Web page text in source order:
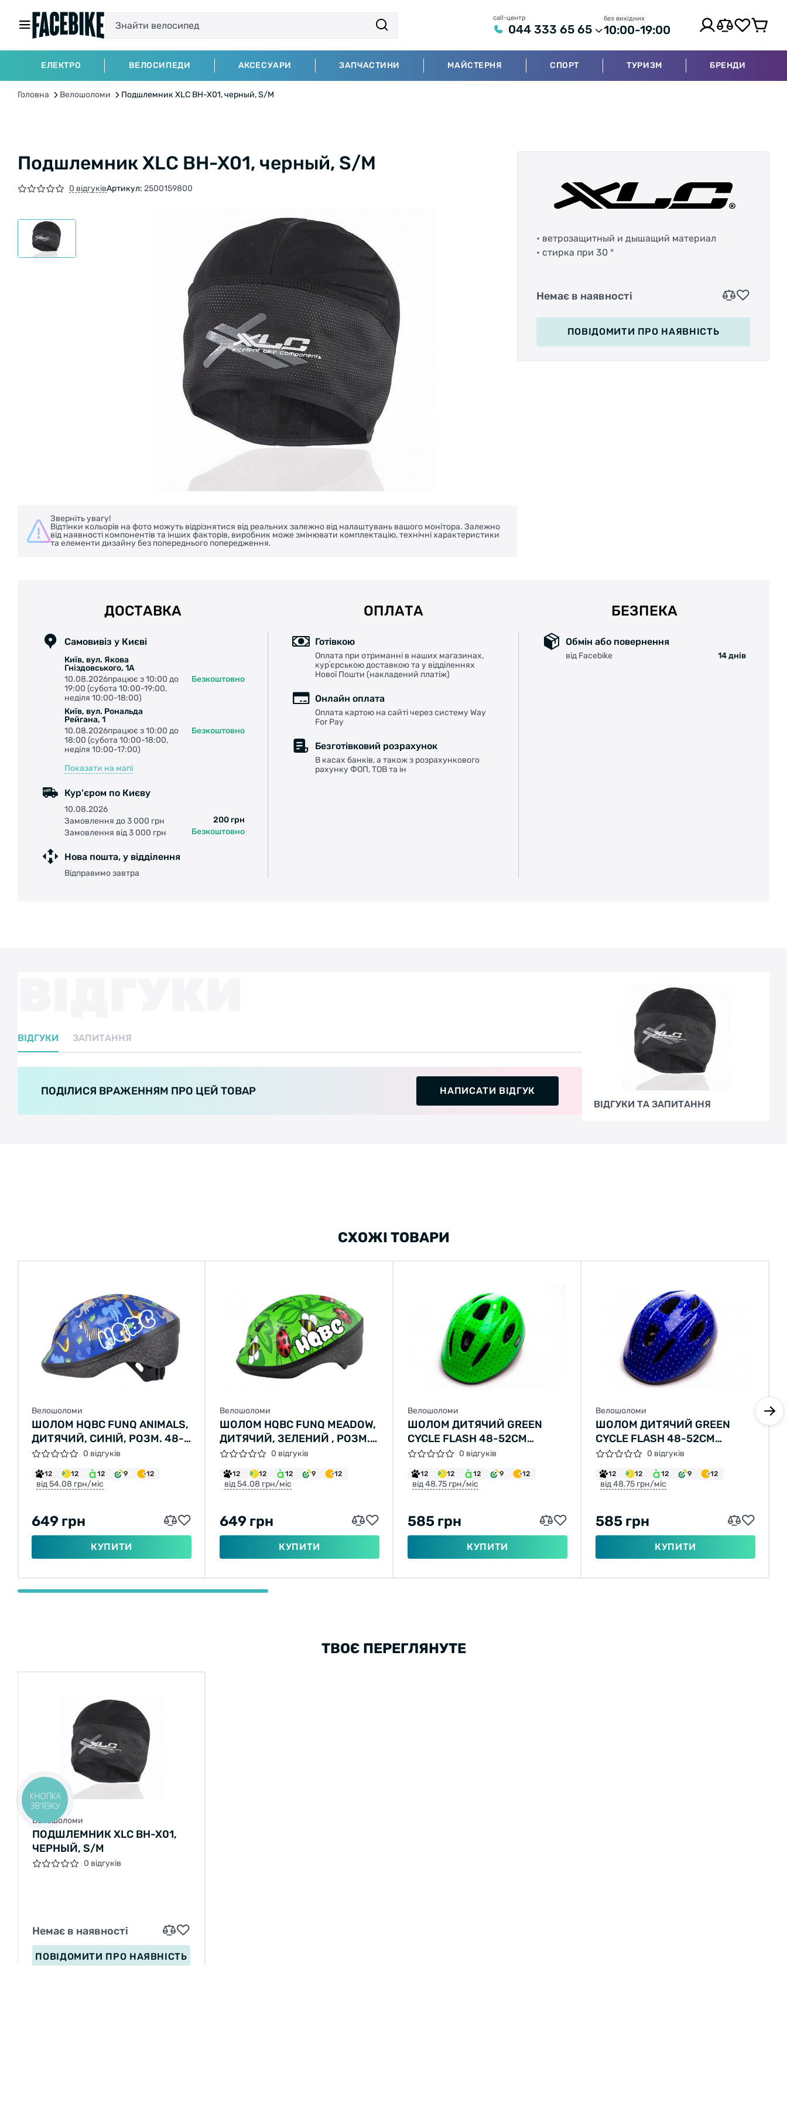
call-центр
044 333 65 65
без вихідних
10:00-19:00
ЕЛЕКТРО ВЕЛОСИПЕДИ АКСЕСУАРИ ЗАПЧАСТИНИ МАЙСТЕРНЯ СПОРТ ТУРИЗМ БРЕНДИ
Головна Велошоломи Подшлемник XLC BH-X01, черный, S/М
Подшлемник XLC BH-X01, черный, S/М
0 відгуківАртикул: 2500159800
Зверніть увагу!
Відтінки кольорів на фото можуть відрізнятися від реальних залежно від налаштувань вашого монітора. Залежно
від наявності компонентів та інших факторів, виробник може змінювати комплектацію, технічні характеристики
та елементи дизайну без попереднього попередження.
• ветрозащитный и дышащий материал
• стирка при 30 °
Немає в наявності
ПОВІДОМИТИ ПРО НАЯВНІСТЬ
ДОСТАВКА
Самовивіз у Києві
Київ, вул. Якова
Гніздовського, 1А
10.08.2026працює з 10:00 до
19:00 (субота 10:00-19:00,
неділя 10:00-18:00)
Безкоштовно
Київ, вул. Рональда
Рейгана, 1
10.08.2026працює з 10:00 до
18:00 (субота 10:00-18:00,
неділя 10:00-17:00)
Безкоштовно
Показати на мапі
Кур'єром по Києву
10.08.2026
Замовлення до 3 000 грн
200 грн
Замовлення від 3 000 грн
Безкоштовно
Нова пошта, у відділення
Відправимо завтра
ОПЛАТА
Готівкою
Оплата при отриманні в наших магазинах,
курʼєрською доставкою та у відділеннях
Нової Пошти (накладений платіж)
Онлайн оплата
Оплата картою на сайті через систему Way
For Pay
Безготівковий розрахунок
В касах банків, а також з розрахункового
рахунку ФОП, ТОВ та ін
БЕЗПЕКА
Обмін або повернення
від Facebike 14 днів
ВІДГУКИ ЗАПИТАННЯ
ПОДІЛИСЯ ВРАЖЕННЯМ ПРО ЦЕЙ ТОВАР
НАПИСАТИ ВІДГУК
ВІДГУКИ ТА ЗАПИТАННЯ
СХОЖІ ТОВАРИ
Велошоломи
ШОЛОМ HQBC FUNQ ANIMALS,
ДИТЯЧИЙ, СИНІЙ, РОЗМ. 48-
54
0 відгуків
12 12 12 9 12
від 54.08 грн/міс
649 грн
КУПИТИ
Велошоломи
ШОЛОМ HQBC FUNQ MEADOW,
ДИТЯЧИЙ, ЗЕЛЕНИЙ , РОЗМ.
48-54
0 відгуків
12 12 12 9 12
від 54.08 грн/міс
649 грн
КУПИТИ
Велошоломи
ШОЛОМ ДИТЯЧИЙ GREEN
CYCLE FLASH 48-52СМ
ЗЕЛЕНО-ЧОРНИЙ ЛАК
0 відгуків
12 12 12 9 12
від 48.75 грн/міс
585 грн
КУПИТИ
Велошоломи
ШОЛОМ ДИТЯЧИЙ GREEN
CYCLE FLASH 48-52СМ
СИНЬО-БІЛИЙ ЛАК
0 відгуків
12 12 12 9 12
від 48.75 грн/міс
585 грн
КУПИТИ
ТВОЄ ПЕРЕГЛЯНУТЕ
Велошоломи
ПОДШЛЕМНИК XLC BH-X01,
ЧЕРНЫЙ, S/М
0 відгуків
Немає в наявності
ПОВІДОМИТИ ПРО НАЯВНІСТЬ
КНОПКА
ЗВ'ЯЗКУ